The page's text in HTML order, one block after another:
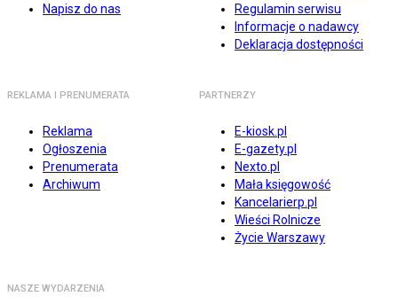
Napisz do nas
Regulamin serwisu
Informacje o nadawcy
Deklaracja dostępności
REKLAMA I PRENUMERATA
Reklama
Ogłoszenia
Prenumerata
Archiwum
PARTNERZY
E-kiosk.pl
E-gazety.pl
Nexto.pl
Mała księgowość
Kancelarierp.pl
Wieści Rolnicze
Życie Warszawy
NASZE WYDARZENIA